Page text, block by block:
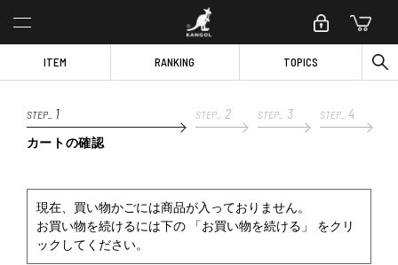
ITEM RANKING TOPICS
STEP_ 1
カートの確認
STEP_ 2 STEP_ 3 STEP_ 4
現在、買い物かごには商品が入っておりません。
お買い物を続けるには下の 「お買い物を続ける」 をクリ
ックしてください。